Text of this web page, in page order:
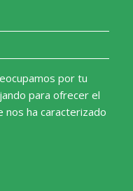
por tu
para ofrecer el
nos ha caracterizado